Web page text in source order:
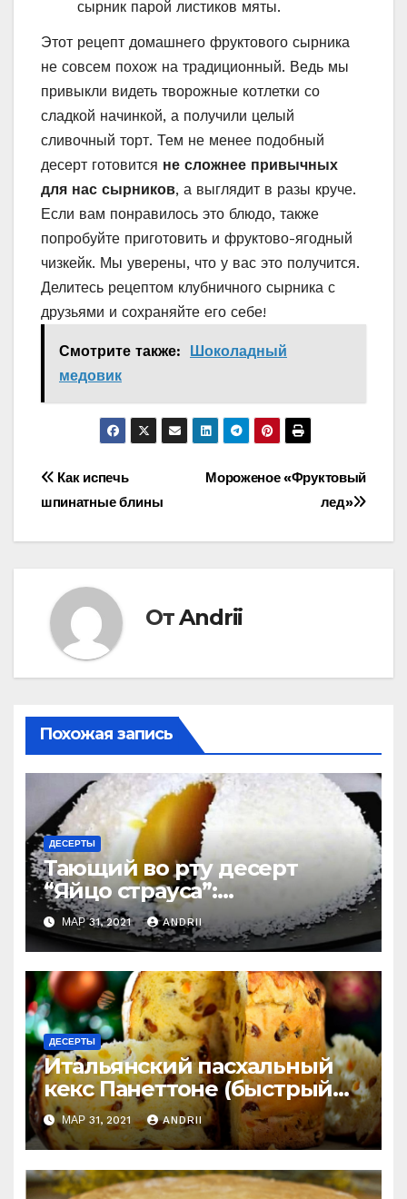
сырник парой листиков мяты.
Этот рецепт домашнего фруктового сырника
не совсем похож на традиционный. Ведь мы
привыкли видеть творожные котлетки со
сладкой начинкой, а получили целый
сливочный торт. Тем не менее подобный
десерт готовится не сложнее привычных
для нас сырников, а выглядит в разы круче.
Если вам понравилось это блюдо, также
попробуйте приготовить и фруктово-ягодный
чизкейк. Мы уверены, что у вас это получится.
Делитесь рецептом клубничного сырника с
друзьями и сохраняйте его себе!
Смотрите также:
Шоколадный
медовик
Навигация
Мороженое «Фруктовый
лед»
Как испечь
шпинатные блины
ОтAndrii
Похожая запись
ДЕСЕРТЫ
Тающий во рту десерт
“Яйцо страуса”:
удивительно легко
приготовить
МАР 31, 2021 ANDRII
ДЕСЕРТЫ
Итальянский пасхальный
кекс Панеттоне (быстрый
рецепт). Готовлю
постоянно!
МАР 31, 2021 ANDRII